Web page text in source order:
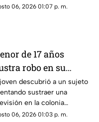
paramédicos
06, 2026 01:07 p. m.
de 17 años
robo en su
de
resulta
de la mano
descubrió a un sujeto
sustraer una
en la colonia
tras forcejear con el
06, 2026 01:03 p. m.